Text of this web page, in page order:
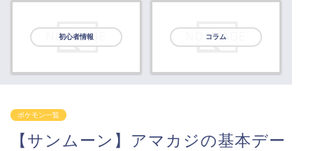
初心者情報 コラム
ポケモン一覧
【サンムーン】アマカジの基本デー